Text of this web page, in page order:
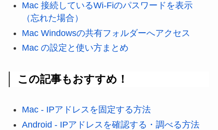
Mac 接続しているWi-Fiのパスワードを表示
（忘れた場合）
Mac Windowsの共有フォルダーへアクセス
Mac の設定と使い方まとめ
この記事もおすすめ！
Mac - IPアドレスを固定する方法
Android - IPアドレスを確認する・調べる方法